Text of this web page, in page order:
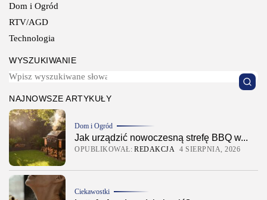
Dom i Ogród
RTV/AGD
Technologia
WYSZUKIWANIE
NAJNOWSZE ARTYKUŁY
Dom i Ogród
Jak urządzić nowoczesną strefę BBQ w...
OPUBLIKOWAŁ: REDAKCJA 4 SIERPNIA, 2026
Ciekawostki